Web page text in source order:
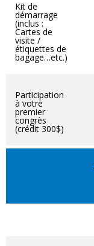
Kit de
démarrage
(inclus :
Cartes de
visite /
étiquettes de
bagage…etc.)
Participation
à votre
premier
congrès
(crédit 300$)